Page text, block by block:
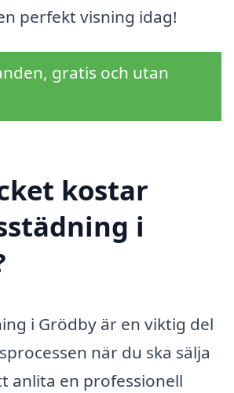
perfekt visning idag!
gratis och utan
kostar
i
i Grödby är en viktig del
när du ska sälja
anlita en professionell